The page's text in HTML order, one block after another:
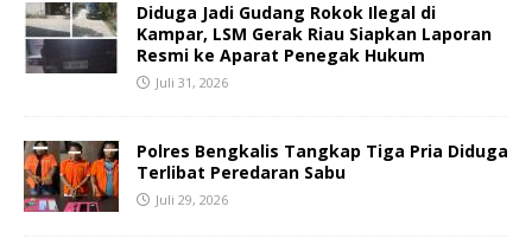
Diduga Jadi Gudang Rokok Ilegal di
Kampar, LSM Gerak Riau Siapkan Laporan
Resmi ke Aparat Penegak Hukum
Juli 31, 2026
Polres Bengkalis Tangkap Tiga Pria Diduga
Terlibat Peredaran Sabu
Juli 29, 2026